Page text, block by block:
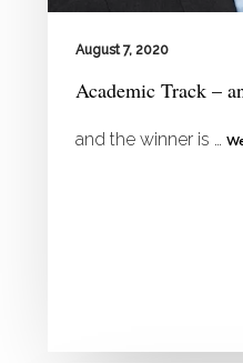
August 7, 2020
Academic Track –
and the winner is …